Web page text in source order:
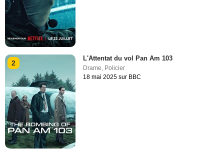
2
L'Attentat du vol Pan Am 103
Drame Policier
18 mai 2025 sur BBC